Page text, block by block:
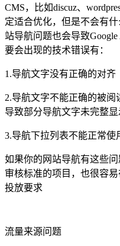
CMS，比如discuz、
定适合优化，但是不会有
站导航问题也会导致
要会出现的技术错误有：
1.导航文字没有正确的对齐
2.导航文字不能正确的被阅
导致部分导航文字未完整显
3.导航下拉列表不能正常使
如果你的网站导航有这些
审核标准的项目，也很容易
投放要求
流量来源问题